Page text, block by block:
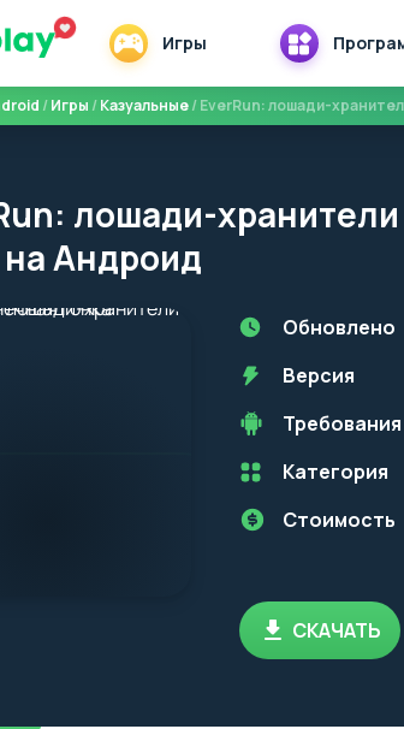
Игры
/Игры /Казуальные/ EverRun: лошади-
лошади-
на Андроид
Обновлено
Версия
Требования
Перед
учитывать
Категория
Стоимость
СКАЧАТЬ